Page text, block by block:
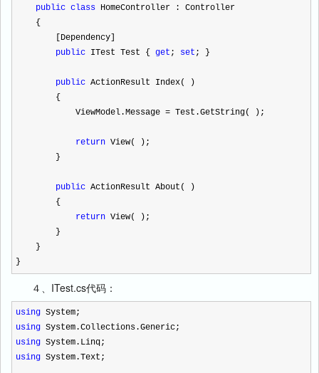
public class HomeController : Controller
{
[Dependency]
public ITest Test { get ; set ; }
public ActionResult Index( )
{
ViewModel.Message = Test.GetString( );
return View( );
}
public ActionResult About( )
{
return View( );
}
}
}
４、ITest.cs代码：
using System;
using System.Collections.Generic;
using System.Linq;
using System.Text;